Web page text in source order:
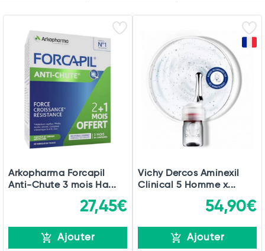
Arkopharma Forcapil
Anti-Chute 3 mois Ha...
27,45€
Ajouter
Vichy Dercos Aminexil
Clinical 5 Homme x...
54,90€
Ajouter